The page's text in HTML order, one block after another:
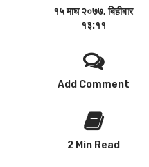
१५ माघ २०७७, बिहीबार
१३:११
Add Comment
2 Min Read